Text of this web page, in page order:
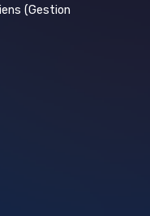
(Gestion